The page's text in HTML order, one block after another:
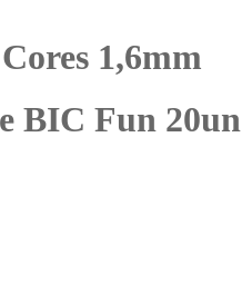
1,6mm
BIC Fun 20un